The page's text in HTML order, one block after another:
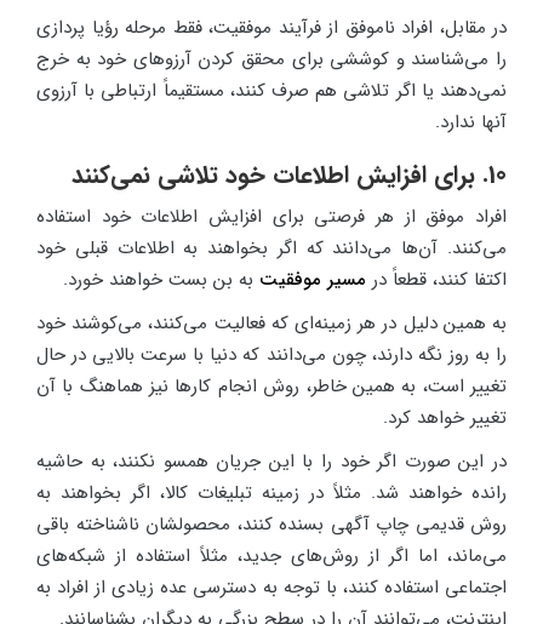
در مقابل، افراد ناموفق از فرآیند موفقیت، فقط مرحله رؤیا پردازی
را می‌شناسند و کوششی برای محقق کردن آرزوهای خود به خرج
نمی‌دهند یا اگر تلاشی هم صرف کنند، مستقیماً ارتباطی با آرزوی
آنها ندارد.
10. برای افزایش اطلاعات خود تلاشی نمی‌کنند
افراد موفق از هر فرصتی برای افزایش اطلاعات خود استفاده
می‌کنند. آن‌ها می‌دانند که اگر بخواهند به اطلاعات قبلی خود
اکتفا کنند، قطعاً در مسیر موفقیت به بن بست خواهند خورد.
به همین دلیل در هر زمینه‌ای که فعالیت می‌کنند، می‌کوشند خود
را به روز نگه دارند، چون می‌دانند که دنیا با سرعت بالایی در حال
تغییر است، به همین خاطر، روش انجام کارها نیز هماهنگ با آن
تغییر خواهد کرد.
در این صورت اگر خود را با این جریان همسو نکنند، به حاشیه
رانده خواهند شد. مثلاً در زمینه تبلیغات کالا، اگر بخواهند به
روش قدیمی چاپ آگهی بسنده کنند، محصولشان ناشناخته باقی
می‌ماند، اما اگر از روش‌های جدید، مثلاً استفاده از شبکه‌های
اجتماعی استفاده کنند، با توجه به دسترسی عده زیادی از افراد به